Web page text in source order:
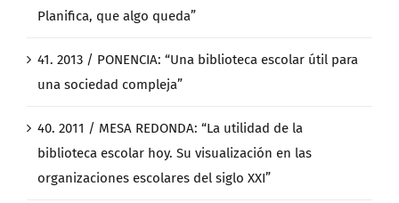
Planifica, que algo queda”
41. 2013 / PONENCIA: “Una biblioteca escolar útil para
una sociedad compleja”
40. 2011 / MESA REDONDA: “La utilidad de la
biblioteca escolar hoy. Su visualización en las
organizaciones escolares del siglo XXI”